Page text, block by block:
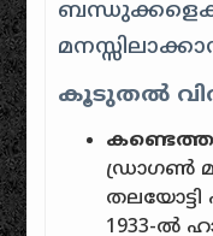
കൂടുതൽ
ഡ്രാഗൺ
1933-ൽ